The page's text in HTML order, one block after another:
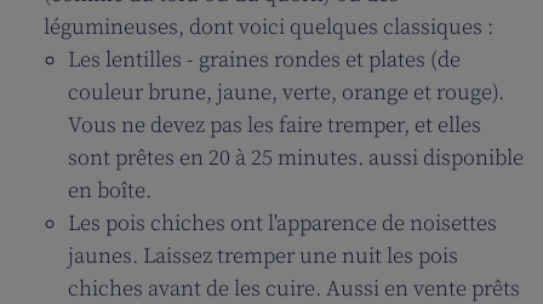
légumineuses, dont voici quelques classiques :
Les lentilles - graines rondes et plates (de
couleur brune, jaune, verte, orange et rouge).
Vous ne devez pas les faire tremper, et elles
sont prêtes en 20 à 25 minutes. aussi disponible
en boîte.
Les pois chiches ont l'apparence de noisettes
jaunes. Laissez tremper une nuit les pois
chiches avant de les cuire. Aussi en vente prêts